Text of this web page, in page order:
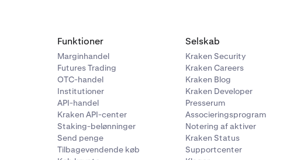
Funktioner
Marginhandel
Futures Trading
OTC-handel
Institutioner
API-handel
Kraken API-center
Staking-belønninger
Send penge
Tilbagevendende køb
Selskab
Kraken Security
Kraken Careers
Kraken Blog
Kraken Developer
Presserum
Associeringsprogram
Notering af aktiver
Kraken Status
Supportcenter